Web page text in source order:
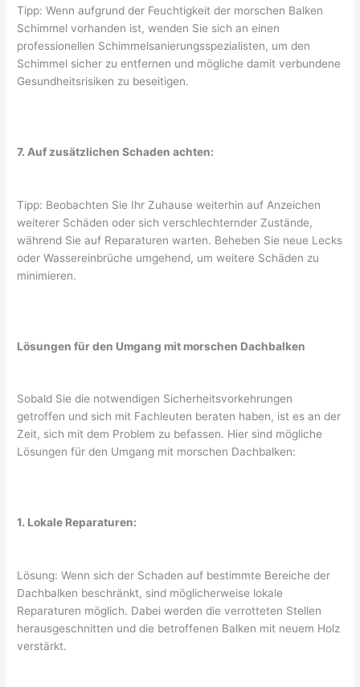
Tipp: Wenn aufgrund der Feuchtigkeit der morschen Balken
Schimmel vorhanden ist, wenden Sie sich an einen
professionellen Schimmelsanierungsspezialisten, um den
Schimmel sicher zu entfernen und mögliche damit verbundene
Gesundheitsrisiken zu beseitigen.
7. Auf zusätzlichen Schaden achten:
Tipp: Beobachten Sie Ihr Zuhause weiterhin auf Anzeichen
weiterer Schäden oder sich verschlechternder Zustände,
während Sie auf Reparaturen warten. Beheben Sie neue Lecks
oder Wassereinbrüche umgehend, um weitere Schäden zu
minimieren.
Lösungen für den Umgang mit morschen Dachbalken
Sobald Sie die notwendigen Sicherheitsvorkehrungen
getroffen und sich mit Fachleuten beraten haben, ist es an der
Zeit, sich mit dem Problem zu befassen. Hier sind mögliche
Lösungen für den Umgang mit morschen Dachbalken:
1. Lokale Reparaturen:
Lösung: Wenn sich der Schaden auf bestimmte Bereiche der
Dachbalken beschränkt, sind möglicherweise lokale
Reparaturen möglich. Dabei werden die verrotteten Stellen
herausgeschnitten und die betroffenen Balken mit neuem Holz
verstärkt.